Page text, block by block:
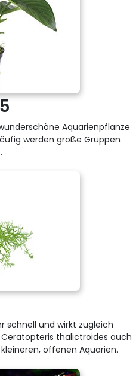
Aquarienpflanze
werden große Gruppen
schnell und wirkt zugleich
thalictroides auch
offenen Aquarien.